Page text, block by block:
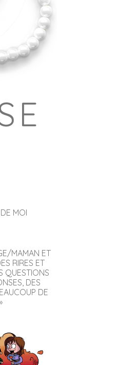
MOI
MAMAN ET
RIRES ET
QUESTIONS
DES
DE